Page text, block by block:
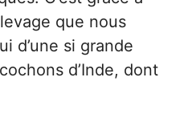
que nous
d’une si grande
d’Inde, dont